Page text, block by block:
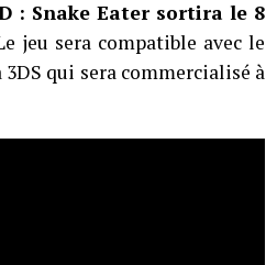
: Snake Eater sortira le 8
jeu sera compatible avec le
qui sera commercialisé à